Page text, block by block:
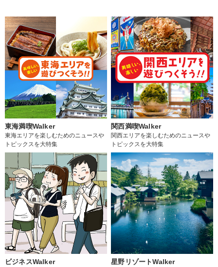
東海満喫Walker
東海エリアを楽しむためのニュースや
トピックスを大特集
関西満喫Walker
関西エリアを楽しむためのニュースや
トピックスを大特集
ビジネスWalker 星野リゾートWalker